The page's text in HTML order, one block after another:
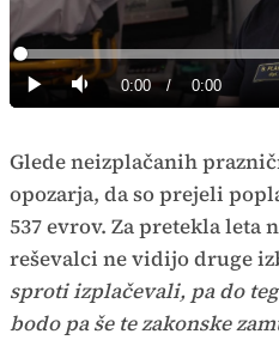
PredvajajTiho Current
0:00 / Duration
0:00
Loaded:
0%
Glede neizplačanih
opozarja, da so prejeli
537 evrov. Za pretekla leta
reševalci ne vidijo druge
sproti izplačevali, pa do
bodo pa še te zakonske